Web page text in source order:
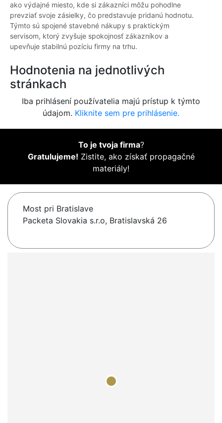
ako výdajné miesto, kde si zákazníci môžu pohodlne
prevziať svoje zásielky, čo predstavuje pridanú hodnotu.
Týmto sú spojené stavebné nákupy s praktickým
servisom, ktorý zvyšuje spokojnosť zákazníkov a
upevňuje stabilnú pozíciu firmy na trhu.
Hodnotenia na jednotlivých
stránkach
Iba prihlásení používatelia majú prístup k týmto
údajom. Kliknite sem pre prihlásenie.
To je tvoja firma?
Gratulujeme! Zistite, ako získať propagačné
materiály!
Most pri Bratislave
Packeta Slovakia s.r.o, Bratislavská 26